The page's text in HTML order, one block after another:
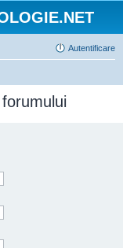
Autentificare